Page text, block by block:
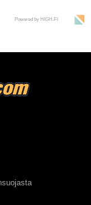
Powered by HIGH.FI